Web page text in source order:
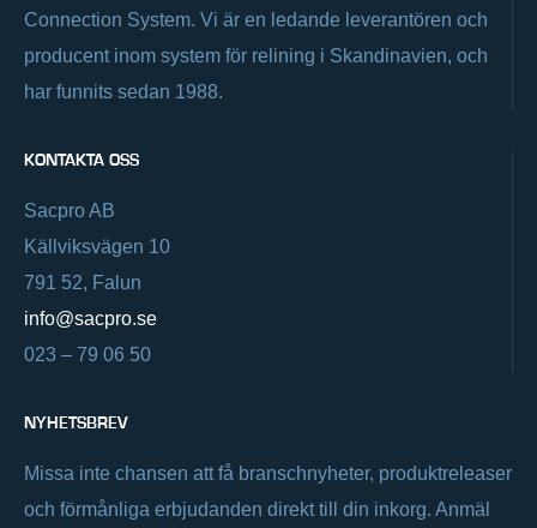
Connection System. Vi är en ledande leverantören och
producent inom system för relining i Skandinavien, och
har funnits sedan 1988.
KONTAKTA OSS
Sacpro AB
Källviksvägen 10
791 52, Falun
info@sacpro.se
023 – 79 06 50
NYHETSBREV
Missa inte chansen att få branschnyheter, produktreleaser
och förmånliga erbjudanden direkt till din inkorg. Anmäl